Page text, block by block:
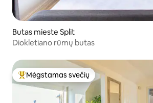
Butas mieste Split
Diokletiano rūmų butas
Svečių mėgstamiausias
Mėgstamas svečių